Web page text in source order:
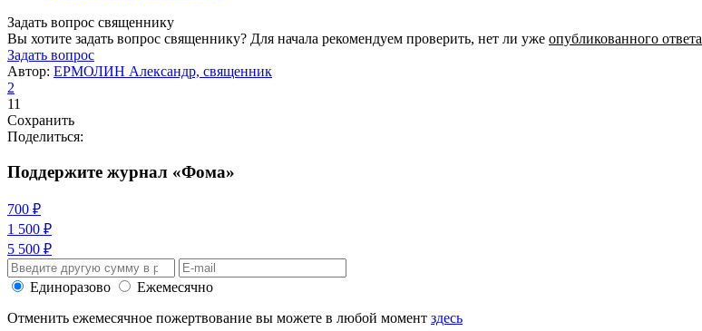
Задать вопрос священнику
Вы хотите задать вопрос священнику? Для начала рекомендуем проверить, нет ли уже опубликованного ответа
Задать вопрос
Автор: ЕРМОЛИН Александр, священник
2
11
Сохранить
Поделиться:
Поддержите журнал «Фома»
700 ₽
1 500 ₽
5 500 ₽
Единоразово
Ежемесячно
Отменить ежемесячное пожертвование вы можете в любой момент здесь